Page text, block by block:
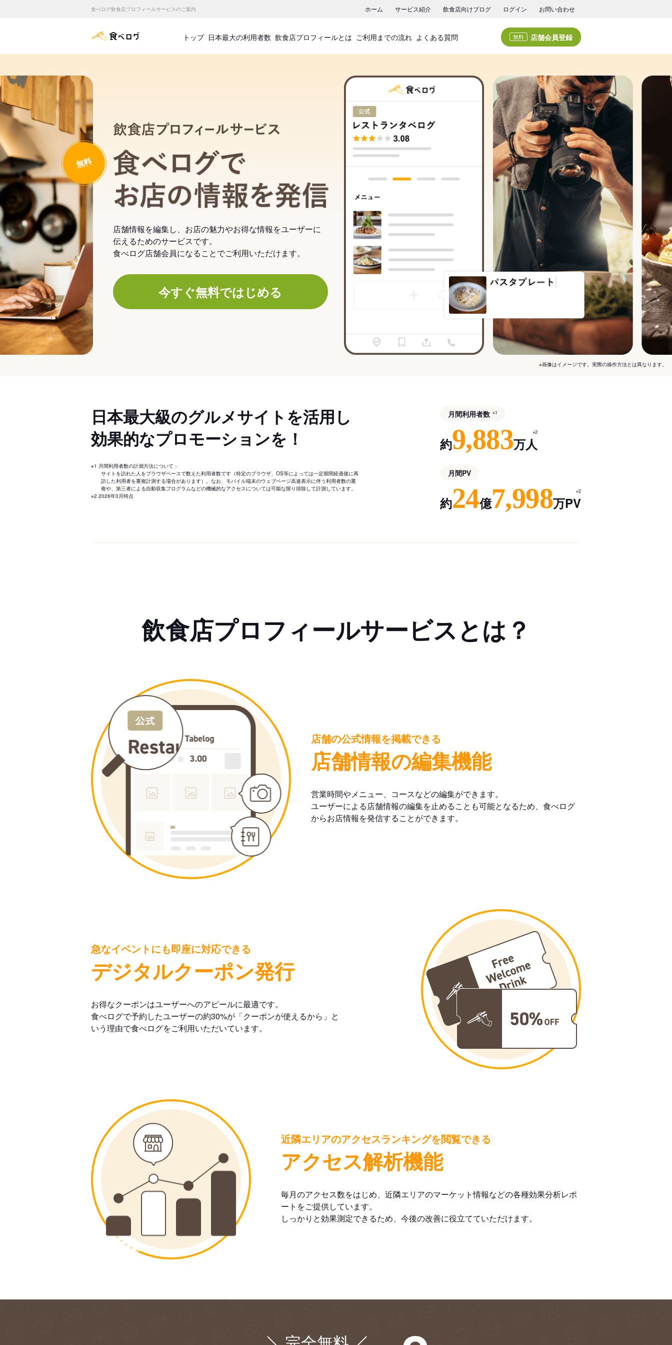
食べログ飲食店プロフィールサービスのご案内 ホーム サービス紹介 飲食店向けブログ ログイン お問い合わせ
食べログ店舗管理画面
トップ 日本最大の利用者数 飲食店プロフィールとは ご利用までの流れ よくある質問 無料 店舗会員登録
飲食店プロフィールサービス
食べログでお店の情報を発信
無料
店舗情報を編集し、お店の魅力やお得な情報をユーザーに
伝えるためのサービスです。
食べログ店舗会員になることでご利用いただけます。
今すぐ無料ではじめる
※画像はイメージです。実際の操作方法とは異なります。
日本最大級のグルメサイトを活用し
効果的なプロモーションを！
※1 月間利用者数の計測方法について：
サイトを訪れた人をブラウザベースで数えた利用者数です（特定のブラウザ、OS等によっては一定期間経過後に再
訪した利用者を重複計測する場合があります）。なお、モバイル端末のウェブページ高速表示に伴う利用者数の重
複や、第三者による自動収集プログラムなどの機械的なアクセスについては可能な限り排除して計測しています。
※2 2026年3月時点
月間利用者数 ※1
約9,883万人
※2
月間PV
約24億7,998万PV
※2
飲食店プロフィールサービスとは？
店舗の公式情報を掲載できる
店舗情報の編集機能
営業時間やメニュー、コースなどの編集ができます。
ユーザーによる店舗情報の編集を止めることも可能となるため、食べログ
からお店情報を発信することができます。
急なイベントにも即座に対応できる
デジタルクーポン発行
お得なクーポンはユーザーへのアピールに最適です。
食べログで予約したユーザーの約30%が「クーポンが使えるから」と
いう理由で食べログをご利用いただいています。
近隣エリアのアクセスランキングを閲覧できる
アクセス解析機能
毎月のアクセス数をはじめ、近隣エリアのマーケット情報などの各種効果分析レポ
ートをご提供しています。
しっかりと効果測定できるため、今後の改善に役立てていただけます。